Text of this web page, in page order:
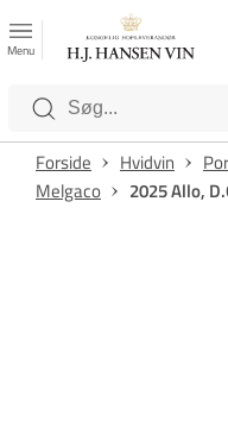
Kategorier
Menu
Forside Hvidvin
Melgaco
2025 Allo,